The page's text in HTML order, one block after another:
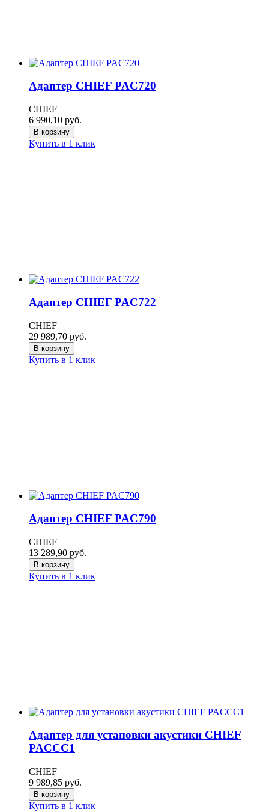
Адаптер CHIEF PAC720
CHIEF
6 990,10 руб.
В корзину
Купить в 1 клик
Адаптер CHIEF PAC722
CHIEF
29 989,70 руб.
В корзину
Купить в 1 клик
Адаптер CHIEF PAC790
CHIEF
13 289,90 руб.
В корзину
Купить в 1 клик
Адаптер для установки акустики CHIEF
PACCC1
CHIEF
9 989,85 руб.
В корзину
Купить в 1 клик